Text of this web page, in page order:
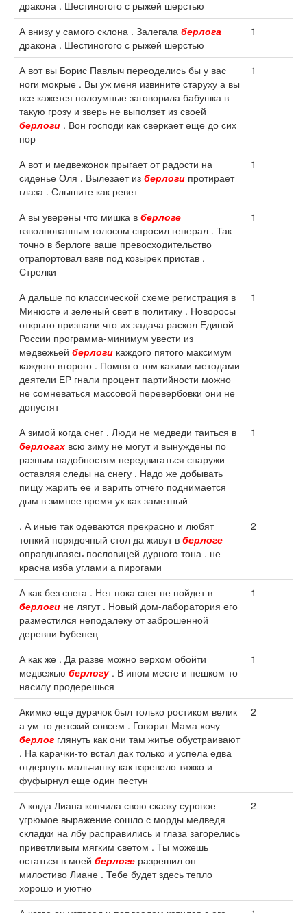
дракона . Шестиногого с рыжей шерстью
А внизу у самого склона . Залегала берлога
дракона . Шестиногого с рыжей шерстью
1
А вот вы Борис Павлыч переоделись бы у вас
ноги мокрые . Вы уж меня извините старуху а вы
все кажется полоумные заговорила бабушка в
такую грозу и зверь не выползет из своей
берлоги . Вон господи как сверкает еще до сих
пор
1
А вот и медвежонок прыгает от радости на
сиденье Оля . Вылезает из берлоги протирает
глаза . Слышите как ревет
1
А вы уверены что мишка в берлоге
взволнованным голосом спросил генерал . Так
точно в берлоге ваше превосходительство
отрапортовал взяв под козырек пристав .
Стрелки
1
А дальше по классической схеме регистрация в
Минюсте и зеленый свет в политику . Новоросы
открыто признали что их задача раскол Единой
России программа-минимум увести из
медвежьей берлоги каждого пятого максимум
каждого второго . Помня о том какими методами
деятели ЕР гнали процент партийности можно
не сомневаться массовой перевербовки они не
допустят
1
А зимой когда снег . Люди не медведи таиться в
берлогах всю зиму не могут и вынуждены по
разным надобностям передвигаться снаружи
оставляя следы на снегу . Надо же добывать
пищу жарить ее и варить отчего поднимается
дым в зимнее время ух как заметный
1
. А иные так одеваются прекрасно и любят
тонкий порядочный стол да живут в берлоге
оправдываясь пословицей дурного тона . не
красна изба углами а пирогами
2
А как без снега . Нет пока снег не пойдет в
берлоги не лягут . Новый дом-лаборатория его
разместился неподалеку от заброшенной
деревни Бубенец
1
А как же . Да разве можно верхом обойти
медвежью берлогу. В ином месте и пешком-то
насилу продерешься
1
Акимко еще дурачок был только ростиком велик
а ум-то детский совсем . Говорит Мама хочу
берлог глянуть как они там житье обустраивают
. На карачки-то встал дак только и успела едва
отдернуть мальчишку как взревело тяжко и
фуфырнул еще один пестун
2
А когда Лиана кончила свою сказку суровое
угрюмое выражение сошло с морды медведя
складки на лбу расправились и глаза загорелись
приветливым мягким светом . Ты можешь
остаться в моей берлоге разрешил он
милостиво Лиане . Тебе будет здесь тепло
хорошо и уютно
2